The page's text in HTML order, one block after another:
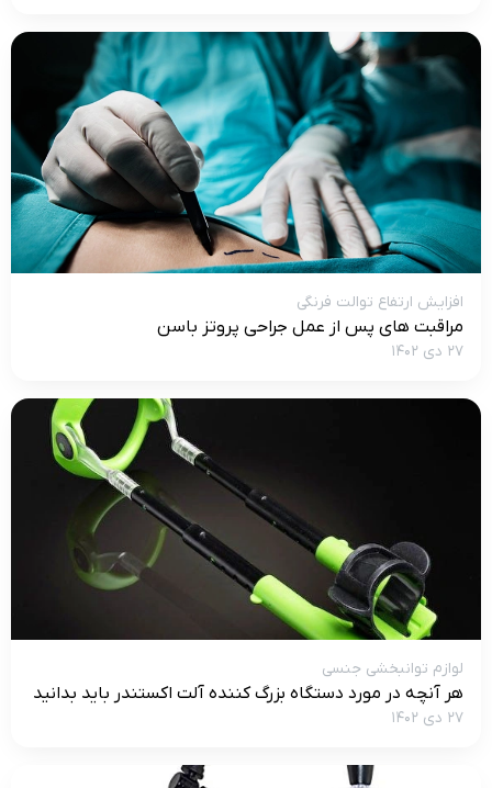
افزایش ارتفاع توالت فرنگی
مراقبت های پس از عمل جراحی پروتز باسن
۲۷ دی ۱۴۰۲
لوازم توانبخشی جنسی
هر آنچه در مورد دستگاه بزرگ کننده آلت اکستندر باید بدانید
۲۷ دی ۱۴۰۲